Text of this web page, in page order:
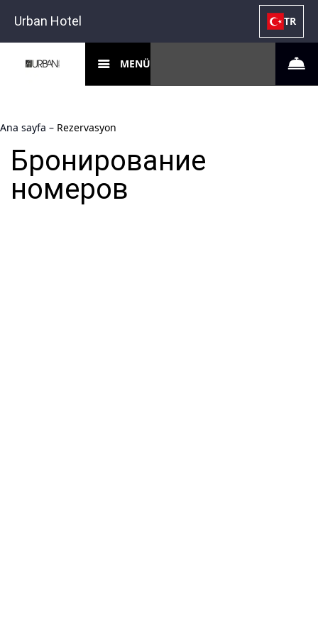
Urban Hotel TR
MENÜ
Ana sayfa – Rezervasyon
Бронирование
номеров